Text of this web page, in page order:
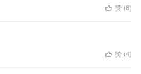
 赞 (6)
 赞 (4)